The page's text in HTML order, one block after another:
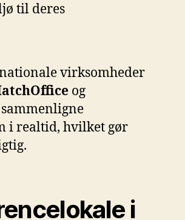
til deres
virksomheder
og
i realtid, hvilket gør
i